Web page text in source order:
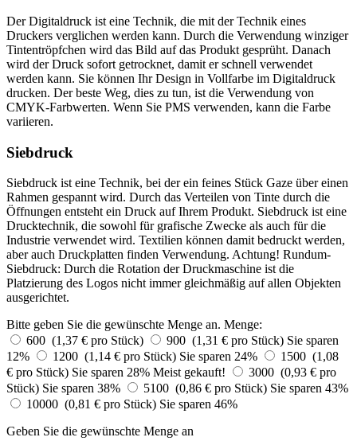
Der Digitaldruck ist eine Technik, die mit der Technik eines
Druckers verglichen werden kann. Durch die Verwendung winziger
Tintentröpfchen wird das Bild auf das Produkt gesprüht. Danach
wird der Druck sofort getrocknet, damit er schnell verwendet
werden kann. Sie können Ihr Design in Vollfarbe im Digitaldruck
drucken. Der beste Weg, dies zu tun, ist die Verwendung von
CMYK-Farbwerten. Wenn Sie PMS verwenden, kann die Farbe
variieren.
Siebdruck
Siebdruck ist eine Technik, bei der ein feines Stück Gaze über einen
Rahmen gespannt wird. Durch das Verteilen von Tinte durch die
Öffnungen entsteht ein Druck auf Ihrem Produkt. Siebdruck ist eine
Drucktechnik, die sowohl für grafische Zwecke als auch für die
Industrie verwendet wird. Textilien können damit bedruckt werden,
aber auch Druckplatten finden Verwendung. Achtung! Rundum-
Siebdruck: Durch die Rotation der Druckmaschine ist die
Platzierung des Logos nicht immer gleichmäßig auf allen Objekten
ausgerichtet.
Bitte geben Sie die gewünschte Menge an. Menge:
600 (1,37 € pro Stück)
900 (1,31 € pro Stück) Sie sparen
12%
1200 (1,14 € pro Stück) Sie sparen 24%
1500 (1,08
€ pro Stück) Sie sparen 28% Meist gekauft!
3000 (0,93 € pro
Stück) Sie sparen 38% 5100 (0,86 € pro Stück) Sie sparen 43%
10000 (0,81 € pro Stück) Sie sparen 46%
Geben Sie die gewünschte Menge an